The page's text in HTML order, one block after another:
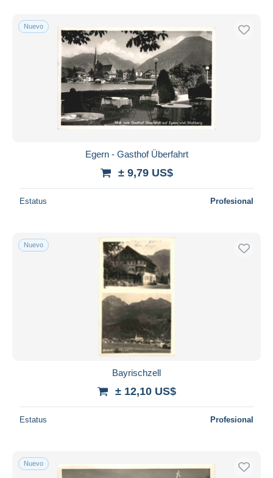
Nuevo
Egern - Gasthof Überfahrt
± 9,79 US$
Estatus Profesional
Nuevo
Bayrischzell
± 12,10 US$
Estatus Profesional
Nuevo